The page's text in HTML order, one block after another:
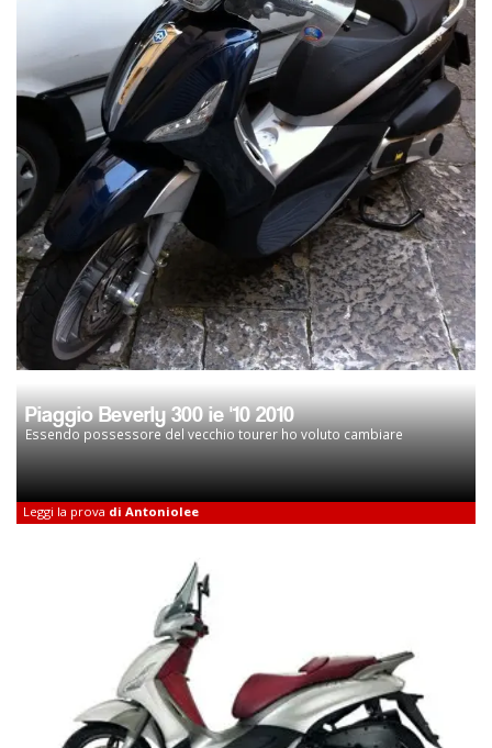
Piaggio Beverly 300 ie '10 2010
Essendo possessore del vecchio tourer ho voluto cambiare
Leggi la prova di Antoniolee